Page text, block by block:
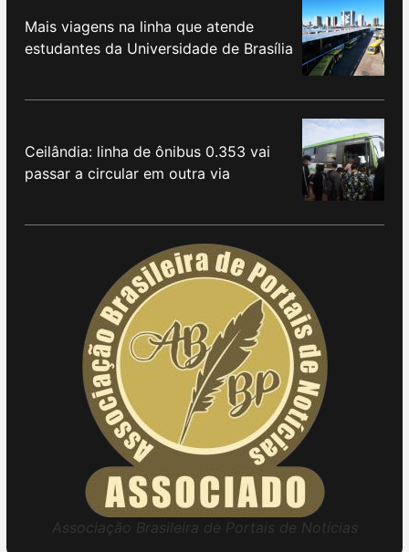
Mais viagens na linha que atende
estudantes da Universidade de Brasília
Ceilândia: linha de ônibus 0.353 vai
passar a circular em outra via
Associação Brasileira de Portais de Notícias